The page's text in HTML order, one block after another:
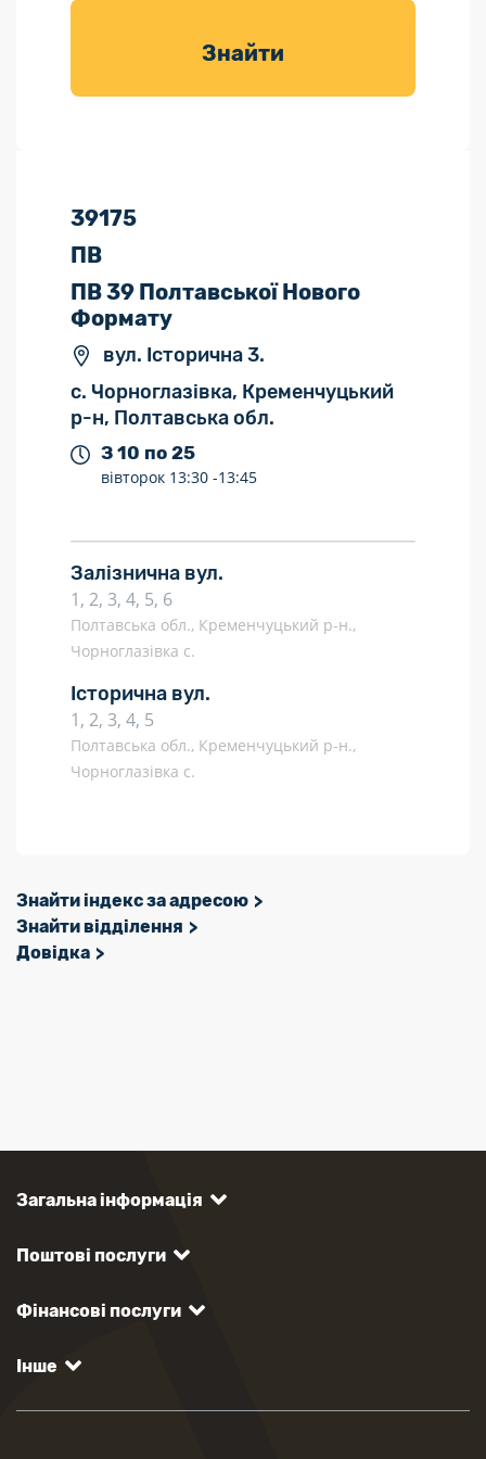
товарів для
Знайти
39175
ПВ
ПВ 39 Полтавської Нового
Формату
вул. Історична 3.
с. Чорноглазівка, Кременчуцький
р-н, Полтавська обл.
З 10 по 25
вівторок 13:30 -13:45
Залізнична вул.
1, 2, 3, 4, 5, 6
Полтавська обл., Кременчуцький р-н.,
Чорноглазівка с.
Історична вул.
1, 2, 3, 4, 5
Полтавська обл., Кременчуцький р-н.,
Чорноглазівка с.
Знайти індекс за адресою
Знайти відділення
Довідка
Загальна інформація
Поштові послуги
Фінансові послуги
Інше